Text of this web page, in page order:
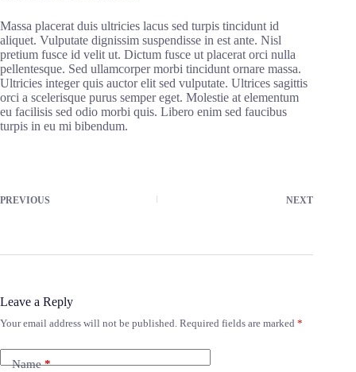
Massa placerat duis ultricies lacus sed turpis tincidunt id
aliquet. Vulputate dignissim suspendisse in est ante. Nisl
pretium fusce id velit ut. Dictum fusce ut placerat orci nulla
pellentesque. Sed ullamcorper morbi tincidunt ornare massa.
Ultricies integer quis auctor elit sed vulputate. Ultrices sagittis
orci a scelerisque purus semper eget. Molestie at elementum
eu facilisis sed odio morbi quis. Libero enim sed faucibus
turpis in eu mi bibendum.
PREVIOUS NEXT
Leave a Reply
Your email address will not be published. Required fields are marked *
Name*